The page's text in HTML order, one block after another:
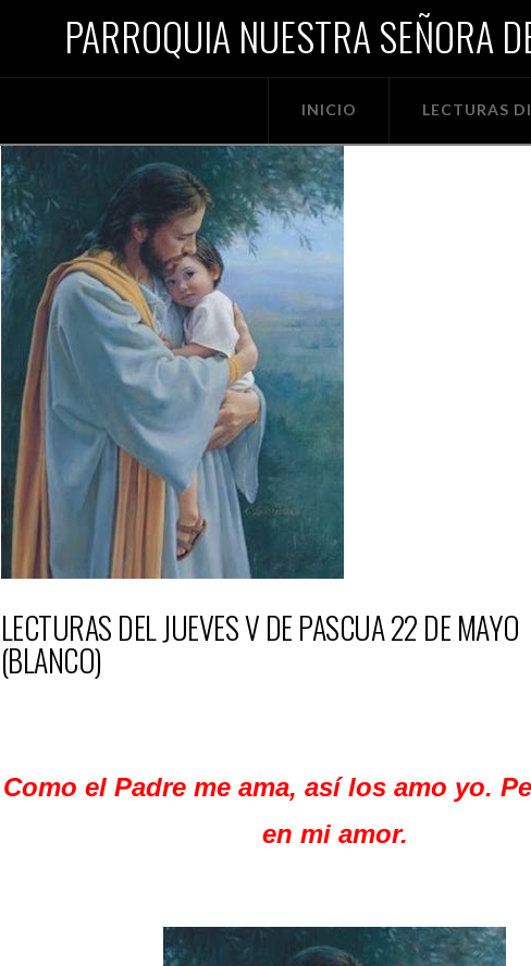
PARROQUIA NUESTRA SEÑORA
INICIO LECTURAS
LECTURAS DEL JUEVES V DE PASCUA 22 DE MAYO
(BLANCO)
Como el Padre me ama, así los amo yo.
en mi amor.